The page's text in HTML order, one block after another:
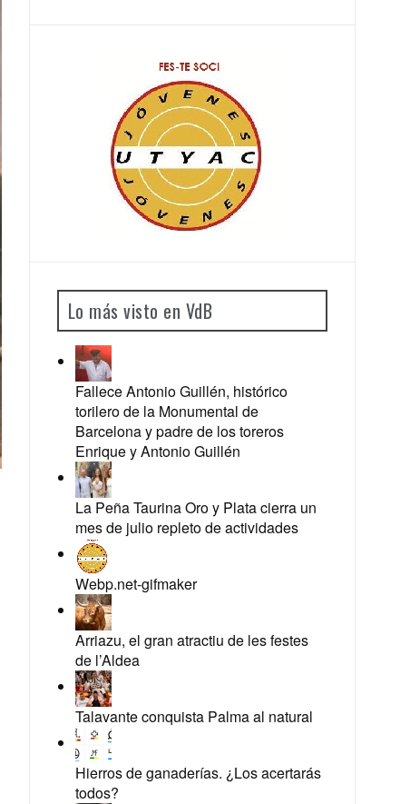
Lo más visto en VdB
Fallece Antonio Guillén, histórico
torilero de la Monumental de
Barcelona y padre de los toreros
Enrique y Antonio Guillén
La Peña Taurina Oro y Plata cierra un
mes de julio repleto de actividades
Webp.net-gifmaker
Arriazu, el gran atractiu de les festes
de l’Aldea
Talavante conquista Palma al natural
Hierros de ganaderías. ¿Los acertarás
todos?